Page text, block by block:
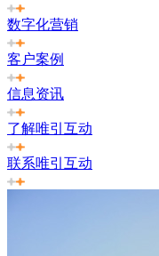
数字化营销
客户案例
信息资讯
了解唯引互动
联系唯引互动